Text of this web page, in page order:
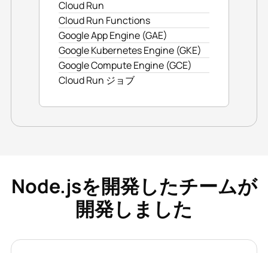
Cloud Run
Cloud Run Functions
Google App Engine (GAE)
Google Kubernetes Engine (GKE)
Google Compute Engine (GCE)
Cloud Run ジョブ
Node.jsを開発したチームが
開発しました